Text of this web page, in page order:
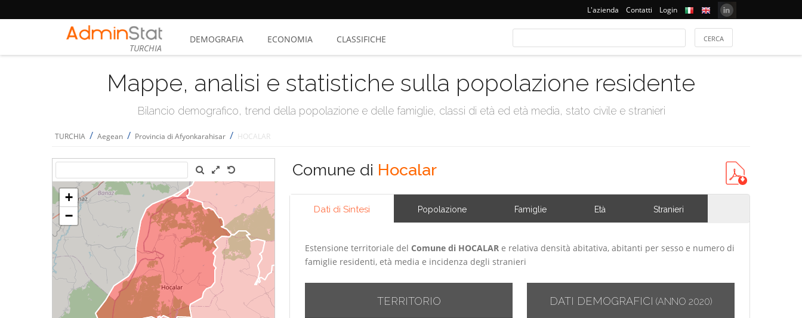
L'azienda Contatti Login
TURCHIA
DEMOGRAFIA ECONOMIA CLASSIFICHE
Mappe, analisi e statistiche sulla popolazione residente
Bilancio demografico, trend della popolazione e delle famiglie, classi di età ed età media, stato civile e stranieri
TURCHIA / Aegean / Provincia di Afyonkarahisar / HOCALAR
Comune di Hocalar
Dati di Sintesi Popolazione Famiglie Età Stranieri
Estensione territoriale del Comune di HOCALAR e relativa densità abitativa, abitanti per sesso e numero di
famiglie residenti, età media e incidenza degli stranieri
TERRITORIO DATI DEMOGRAFICI (ANNO 2020)